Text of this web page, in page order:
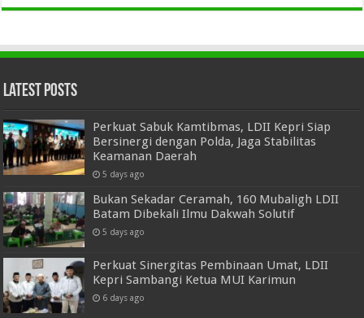
Latest Posts
Perkuat Sabuk Kamtibmas, LDII Kepri Siap
Bersinergi dengan Polda, Jaga Stabilitas
Keamanan Daerah
5 days ago
Bukan Sekadar Ceramah, 160 Mubaligh LDII
Batam Dibekali Ilmu Dakwah Solutif
5 days ago
Perkuat Sinergitas Pembinaan Umat, LDII
Kepri Sambangi Ketua MUI Karimun
6 days ago